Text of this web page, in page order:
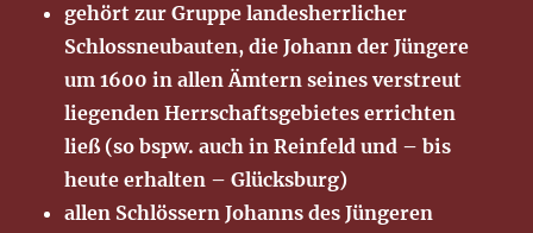
gehört zur Gruppe landesherrlicher
Schlossneubauten, die Johann der Jüngere
um 1600 in allen Ämtern seines verstreut
liegenden Herrschaftsgebietes errichten
ließ (so bspw. auch in Reinfeld und – bis
heute erhalten – Glücksburg)
allen Schlössern Johanns des Jüngeren